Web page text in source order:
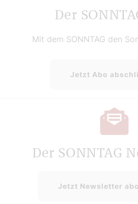
Der
Mit dem SONNTAG den
Jetzt Abo
Der SONNTAG
Jetzt Newsletter